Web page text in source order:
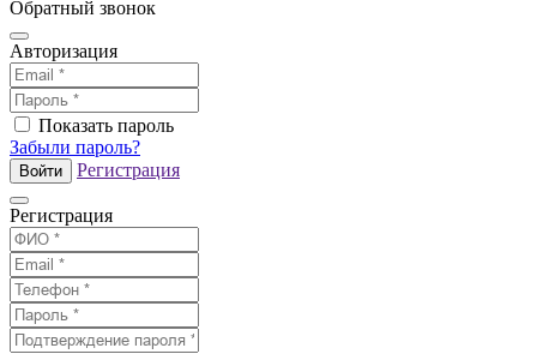
Обратный звонок
Авторизация
Показать пароль
Забыли пароль?
Войти Регистрация
Регистрация